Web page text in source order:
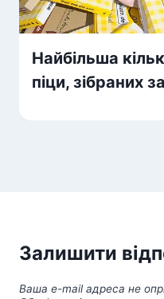
Найбільша
піци, зібраних
Залишити
Ваша e-mail адреса не